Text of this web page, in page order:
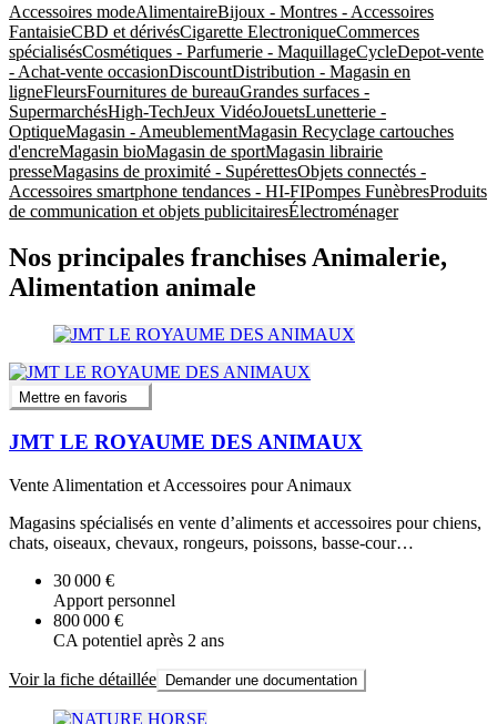
Accessoires modeAlimentaireBijoux - Montres - Accessoires
FantaisieCBD et dérivésCigarette ElectroniqueCommerces
spécialisésCosmétiques - Parfumerie - MaquillageCycleDepot-vente
- Achat-vente occasionDiscountDistribution - Magasin en
ligneFleursFournitures de bureauGrandes surfaces -
SupermarchésHigh-TechJeux VidéoJouetsLunetterie -
OptiqueMagasin - AmeublementMagasin Recyclage cartouches
d'encreMagasin bioMagasin de sportMagasin librairie
presseMagasins de proximité - SupérettesObjets connectés -
Accessoires smartphone tendances - HI-FIPompes FunèbresProduits
de communication et objets publicitairesÉlectroménager
Nos principales franchises Animalerie,
Alimentation animale
Mettre en favoris
JMT LE ROYAUME DES ANIMAUX
Vente Alimentation et Accessoires pour Animaux
Magasins spécialisés en vente d’aliments et accessoires pour chiens,
chats, oiseaux, chevaux, rongeurs, poissons, basse-cour…
30 000 €
Apport personnel
800 000 €
CA potentiel après 2 ans
Voir la fiche détaillée Demander une documentation